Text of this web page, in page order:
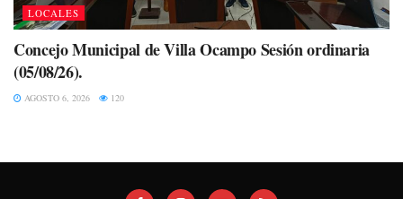
LOCALES
Concejo Municipal de Villa Ocampo Sesión ordinaria
(05/08/26).
AGOSTO 6, 2026 120